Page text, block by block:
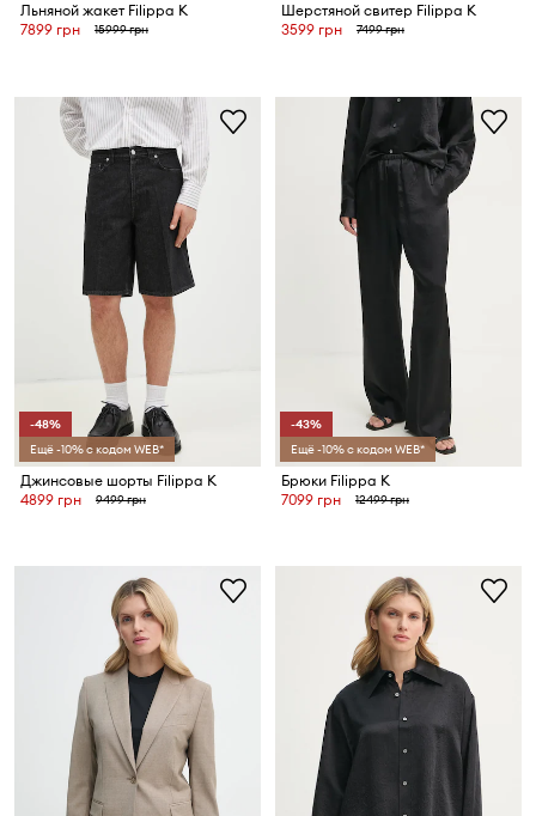
Льняной жакет Filippa K
7899 грн
15999 грн
Шерстяной свитер Filippa K
3599 грн
7499 грн
-48%
Ещё -10% с кодом WEB*
Джинсовые шорты Filippa K
4899 грн
9499 грн
-43%
Ещё -10% с кодом WEB*
Брюки Filippa K
7099 грн
12499 грн